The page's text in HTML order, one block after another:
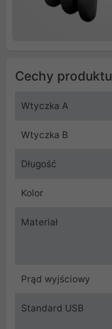
Cechy produktu
Wtyczka A
Wtyczka B
Długość
Kolor
Materiał
Prąd wyjściowy
Standard USB